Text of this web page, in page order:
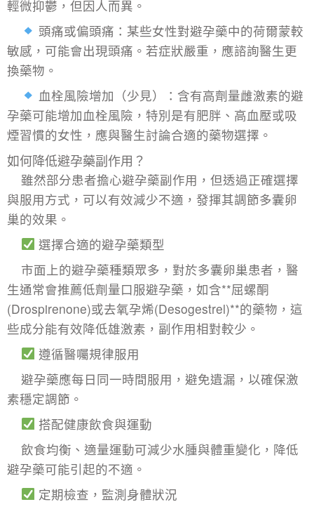
輕微抑鬱，但因人而異。
頭痛或偏頭痛：某些女性對避孕藥中的荷爾蒙較
敏感，可能會出現頭痛。若症狀嚴重，應諮詢醫生更
換藥物。
血栓風險增加（少見）：含有高劑量雌激素的避
孕藥可能增加血栓風險，特別是有肥胖、高血壓或吸
煙習慣的女性，應與醫生討論合適的藥物選擇。
如何降低避孕藥副作用？
雖然部分患者擔心避孕藥副作用，但透過正確選擇
與服用方式，可以有效減少不適，發揮其調節多囊卵
巢的效果。
選擇合適的避孕藥類型
市面上的避孕藥種類眾多，對於多囊卵巢患者，醫
生通常會推薦低劑量口服避孕藥，如含**屈螺酮
(Drospirenone)或去氧孕烯(Desogestrel)**的藥物，這
些成分能有效降低雄激素，副作用相對較少。
遵循醫囑規律服用
避孕藥應每日同一時間服用，避免遺漏，以確保激
素穩定調節。
搭配健康飲食與運動
飲食均衡、適量運動可減少水腫與體重變化，降低
避孕藥可能引起的不適。
定期檢查，監測身體狀況